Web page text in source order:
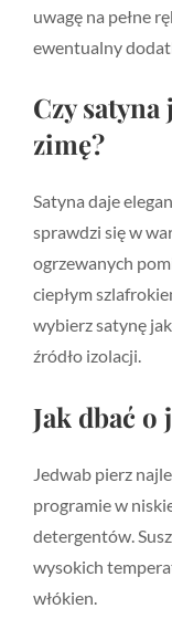
uwagę na pełne
ewentualny
Czy
zimę?
Satyna daje
sprawdzi się w
ogrzewanych
ciepłym
wybierz satynę
źródło izolacji.
Jak dbać o
Jedwab pierz
programie w
detergentów.
wysokich
włókien.